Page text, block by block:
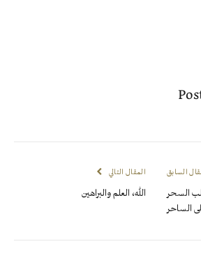
السابق
السحر
الساحر
المقال التالي
الله، العلم والبراهين